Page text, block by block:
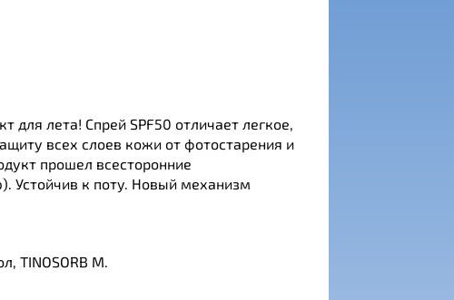
для лета! Спрей SPF50 отличает легкое,
всех слоев кожи от фотостарения и
прошел всесторонние
Устойчив к поту. Новый механизм
TINOSORB M.